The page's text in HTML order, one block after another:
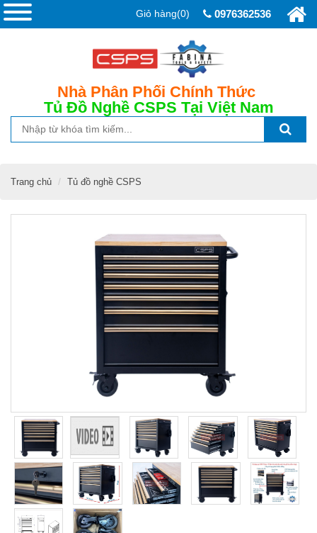
0976362536
Nhà Phân Phối Chính Thức
Tủ Đồ Nghề CSPS Tại Việt Nam
Giỏ hàng(0)
Trang chủ Tủ đồ nghề CSPS